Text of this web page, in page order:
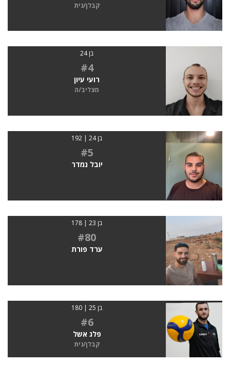
קבלן/נית
בן 24
#4
רועי עיון
מצליב/ה
בן 24 | 192
#5
יובל נמדר
בן 23 | 178
#80
ערד פורת
בן 25 | 180
#6
פלג אשל
קבלן/נית